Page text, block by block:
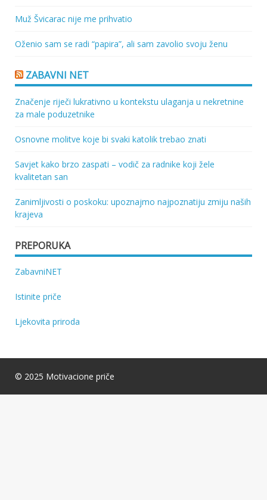
Muž Švicarac nije me prihvatio
Oženio sam se radi “papira”, ali sam zavolio svoju ženu
ZABAVNI NET
Značenje riječi lukrativno u kontekstu ulaganja u nekretnine
za male poduzetnike
Osnovne molitve koje bi svaki katolik trebao znati
Savjet kako brzo zaspati – vodič za radnike koji žele
kvalitetan san
Zanimljivosti o poskoku: upoznajmo najpoznatiju zmiju naših
krajeva
PREPORUKA
ZabavniNET
Istinite priče
Ljekovita priroda
© 2025 Motivacione priče